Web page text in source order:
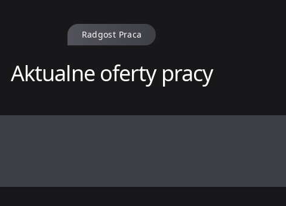
Radgost Praca
Aktualne oferty pracy